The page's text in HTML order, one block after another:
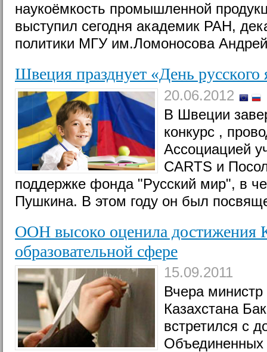
наукоёмкость промышленной
выступил сегодня академик РАН,
политики МГУ им.Ломоносова
Швеция празднует «День русского
20.06.2012
В Швеции
конкурс ,
Ассоциацией
CARTS и
поддержке фонда "Русский мир", в
Пушкина. В этом году он был
ООН высоко оценила достижения
образовательной сфере
15.09.2011
Вчера министр
Казахстана
встретился с